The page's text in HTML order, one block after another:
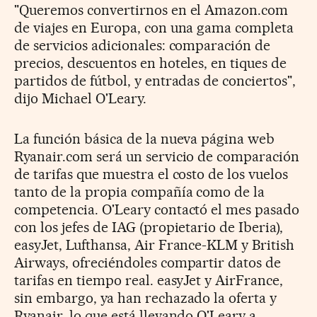
"Queremos convertirnos en el Amazon.com
de viajes en Europa, con una gama completa
de servicios adicionales: comparación de
precios, descuentos en hoteles, en tiques de
partidos de fútbol, y entradas de conciertos",
dijo Michael O'Leary.
La función básica de la nueva página web
Ryanair.com será un servicio de comparación
de tarifas que muestra el costo de los vuelos
tanto de la propia compañía como de la
competencia. O'Leary contactó el mes pasado
con los jefes de IAG (propietario de Iberia),
easyJet, Lufthansa, Air France-KLM y British
Airways, ofreciéndoles compartir datos de
tarifas en tiempo real. easyJet y AirFrance,
sin embargo, ya han rechazado la oferta y